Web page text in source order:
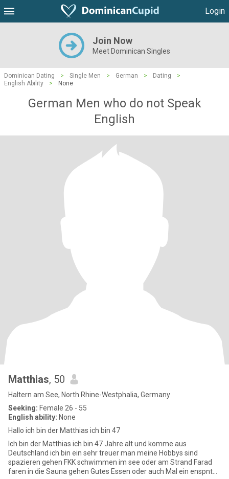
Login
Join Now
Meet Dominican Singles
Dominican Dating > Single Men > German > Dating
>
English Ability
> None
German Men who do not Speak
English
Matthias, 50
Haltern am See, North Rhine-Westphalia, Germany
Seeking: Female 26 - 55
English ability: None
Hallo ich bin der Matthias ich bin 47
Ich bin der Matthias ich bin 47 Jahre alt und komme aus
Deutschland ich bin ein sehr treuer man meine Hobbys sind
spazieren gehen FKK schwimmen im see oder am Strand Farad
faren in die Sauna gehen Gutes Essen oder auch Mal ein enspnten